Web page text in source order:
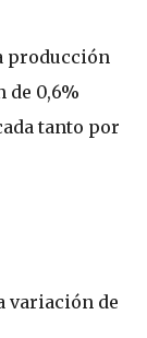
producción
de 0,6%
tanto por
variación de